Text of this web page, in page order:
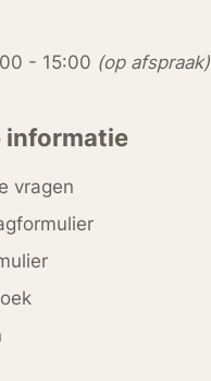
- 15:00 (op afspraak)
informatie
vragen